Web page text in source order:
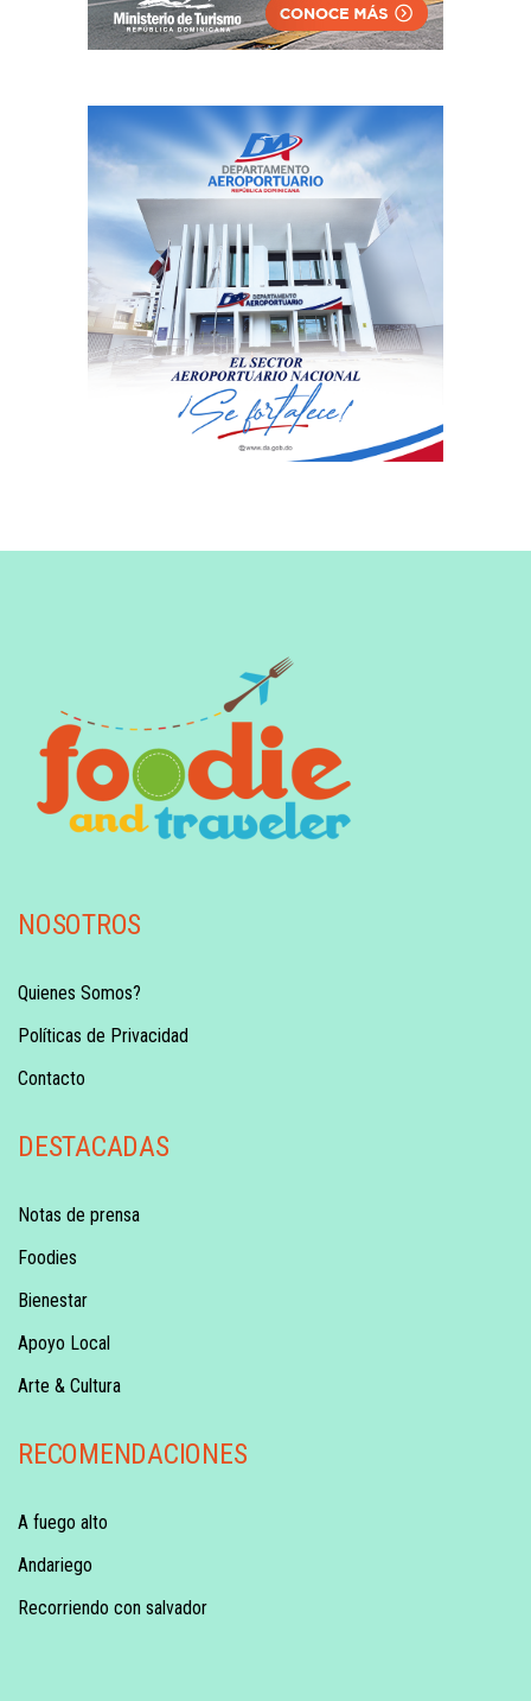
NOSOTROS
Quienes Somos?
Políticas de Privacidad
Contacto
DESTACADAS
Notas de prensa
Foodies
Bienestar
Apoyo Local
Arte & Cultura
RECOMENDACIONES
A fuego alto
Andariego
Recorriendo con salvador